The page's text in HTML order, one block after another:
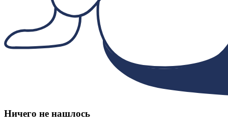
Ничего не нашлось